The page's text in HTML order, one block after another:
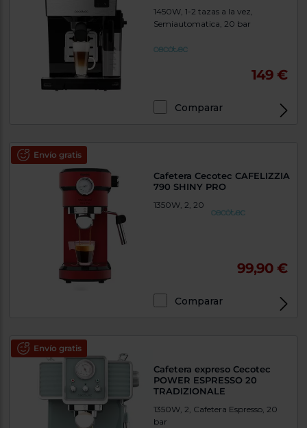
1450W, 1-2 tazas a la vez,
Semiautomatica, 20 bar
149 €
Comparar
Envío gratis
Cafetera Cecotec CAFELIZZIA
790 SHINY PRO
1350W, 2, 20
99,90 €
Comparar
Envío gratis
Cafetera expreso Cecotec
POWER ESPRESSO 20
TRADIZIONALE
1350W, 2, Cafetera Espresso, 20
bar